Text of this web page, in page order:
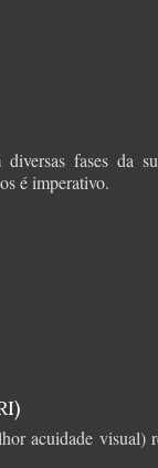
fases da
é imperativo.
acuidade visual)